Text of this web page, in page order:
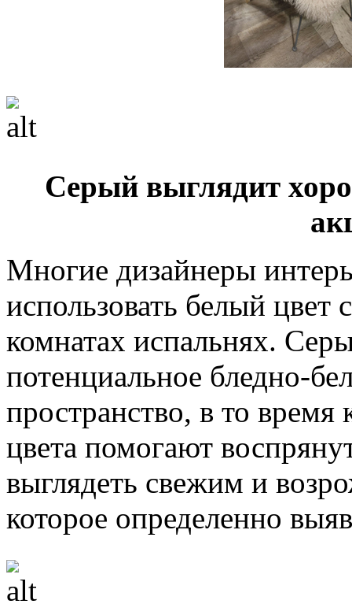
Серый выглядит
Многие дизайнеры
использовать белый
комнатах испальнях.
потенциальное бледно-
пространство, в то
цвета помогают
выглядеть свежим и
которое определенно